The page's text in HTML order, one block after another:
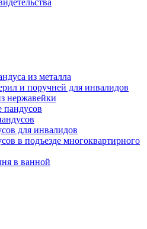
из металла
и поручней для инвалидов
нержавейки
пандусов
для инвалидов
в подъезде многоквартирного
в ванной